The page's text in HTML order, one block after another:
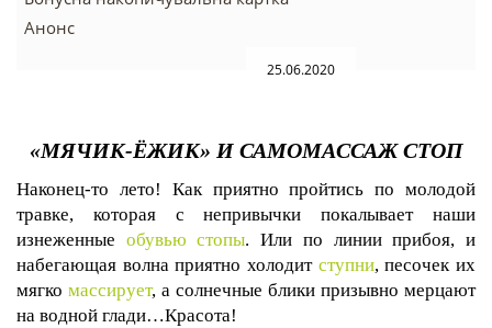
Анонс
25.06.2020
«МЯЧИК-ЁЖИК» И САМОМАССАЖ СТОП
Наконец-то лето! Как приятно пройтись по молодой
травке, которая с непривычки покалывает наши
изнеженные обувью стопы. Или по линии прибоя, и
набегающая волна приятно холодит ступни, песочек их
мягко массирует, а солнечные блики призывно мерцают
на водной глади…Красота!